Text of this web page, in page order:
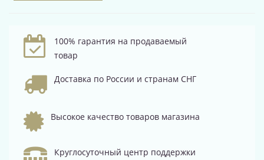
100% гарантия на продаваемый
товар
Доставка по России и странам СНГ
Высокое качество товаров магазина
Круглосуточный центр поддержки